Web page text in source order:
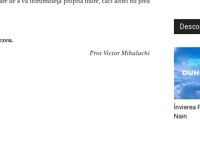
Prot Victor Mihalachi
Învierea
Nain